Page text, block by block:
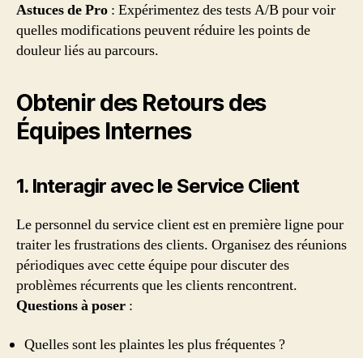
Astuces de Pro : Expérimentez des tests A/B pour voir
quelles modifications peuvent réduire les points de
douleur liés au parcours.
Obtenir des Retours des
Équipes Internes
1. Interagir avec le Service Client
Le personnel du service client est en première ligne pour
traiter les frustrations des clients. Organisez des réunions
périodiques avec cette équipe pour discuter des
problèmes récurrents que les clients rencontrent.
Questions à poser :
Quelles sont les plaintes les plus fréquentes ?